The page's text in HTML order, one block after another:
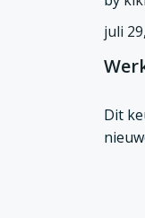
juli
Dit